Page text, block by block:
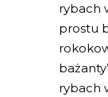
rybach
prostu
rybach